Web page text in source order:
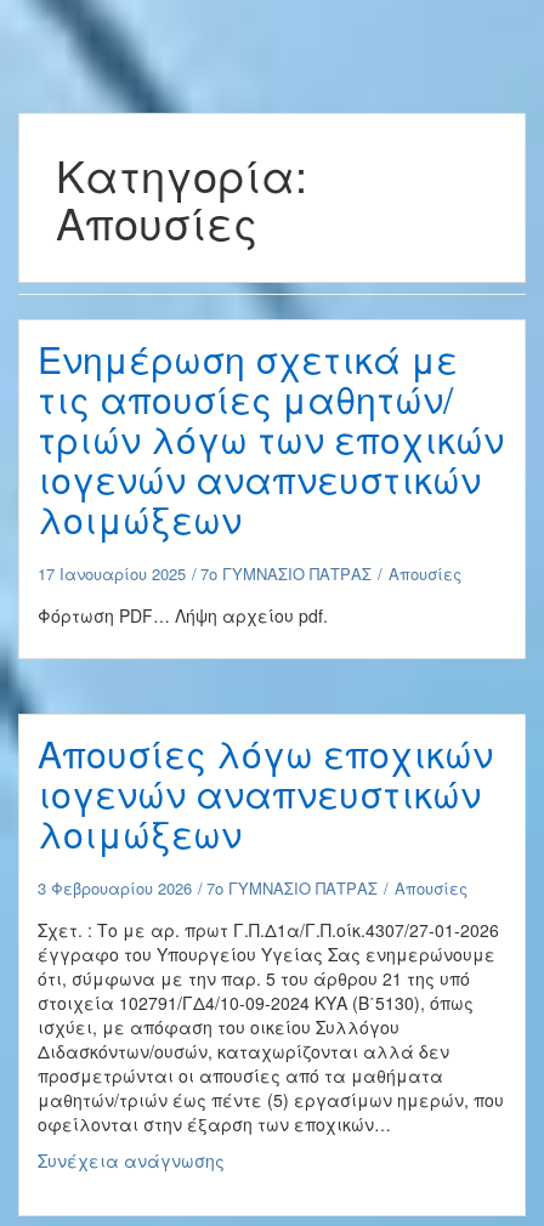
Κατηγορία:
Απουσίες
Ενημέρωση σχετικά με
τις απουσίες μαθητών/
τριών λόγω των εποχικών
ιογενών αναπνευστικών
λοιμώξεων
17 Ιανουαρίου 2025 7ο ΓΥΜΝΑΣΙΟ ΠΑΤΡΑΣ Απουσίες
Φόρτωση PDF… Λήψη αρχείου pdf.
Aπουσίες λόγω εποχικών
ιογενών αναπνευστικών
λοιμώξεων
3 Φεβρουαρίου 2026 7ο ΓΥΜΝΑΣΙΟ ΠΑΤΡΑΣ Απουσίες
Σχετ. : Το με αρ. πρωτ Γ.Π.Δ1α/Γ.Π.οίκ.4307/27-01-2026
έγγραφο του Υπουργείου Υγείας Σας ενημερώνουμε
ότι, σύμφωνα με την παρ. 5 του άρθρου 21 της υπό
στοιχεία 102791/ΓΔ4/10-09-2024 ΚΥΑ (Β΄5130), όπως
ισχύει, με απόφαση του οικείου Συλλόγου
Διδασκόντων/ουσών, καταχωρίζονται αλλά δεν
προσμετρώνται οι απουσίες από τα μαθήματα
μαθητών/τριών έως πέντε (5) εργασίμων ημερών, που
οφείλονται στην έξαρση των εποχικών…
Συνέχεια ανάγνωσης